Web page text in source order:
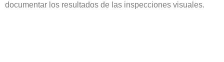
documentar los resultados de las inspecciones visuales.